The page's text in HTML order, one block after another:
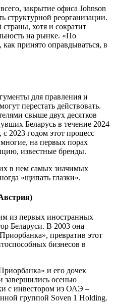
закрытие офиса Johnson
структурной реорганизации.
хотя и сократит
на рынке. «По
принято оправдываться, в
для правления и
перестать действовать.
свыше двух десятков
Беларусь в течение 2024
2023 годом этот процесс
на первых порах
известные бренды.
в нем самых значимых
«щипать глазки».
из первых иностранных
Беларуси. В 2003 она
превратив этот
бизнесов в
и его дочек
завершились осенью
с инвестором из ОАЭ –
группой Soven 1 Holding.